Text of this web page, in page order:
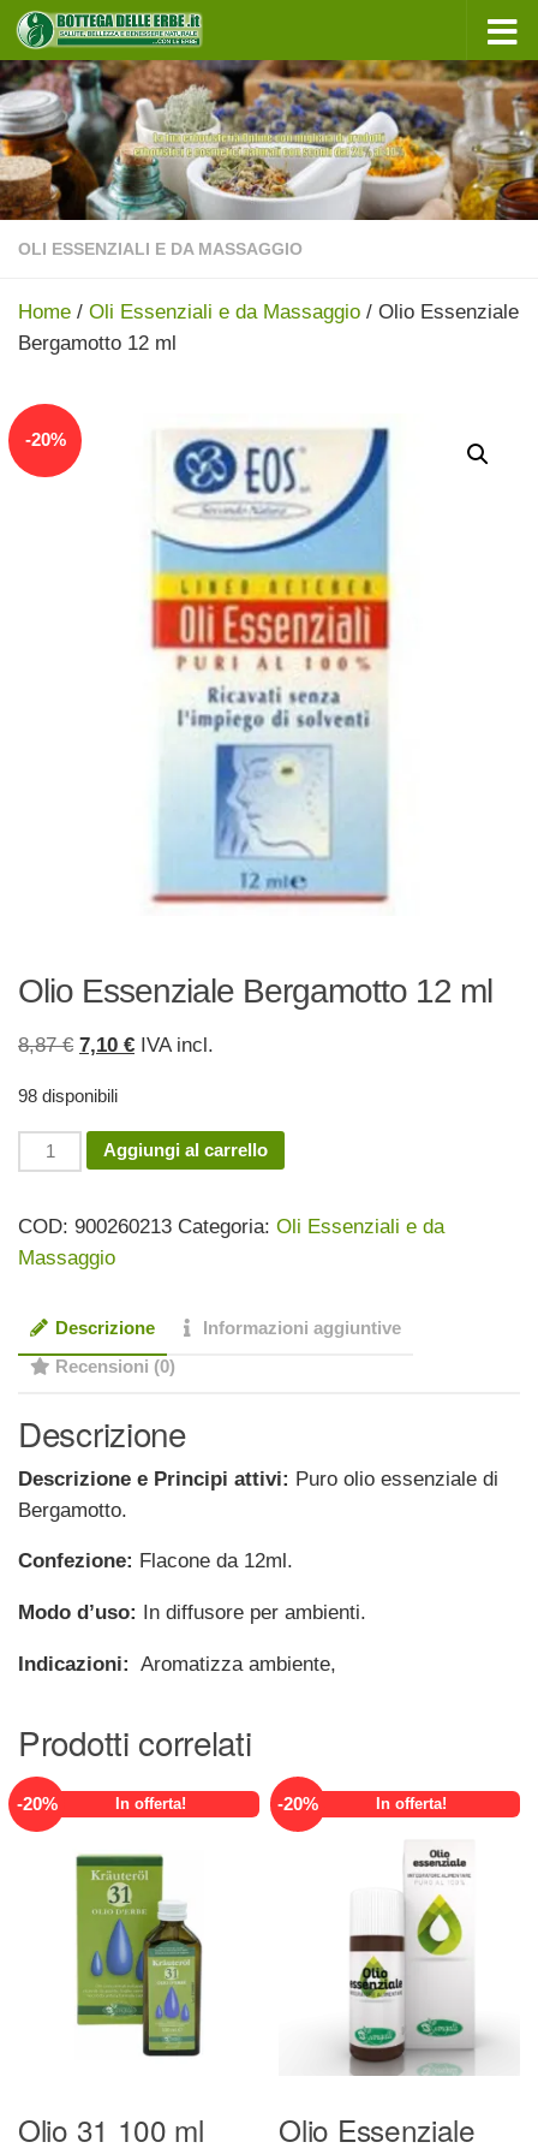
Sotto il contenuto
OLI ESSENZIALI E DA MASSAGGIO
Home / Oli Essenziali e da Massaggio / Olio Essenziale
Bergamotto 12 ml
-20%
Olio Essenziale Bergamotto 12 ml
8,87€ Il
originale
era:
8,87 €.
7,10 €Il
è:
7,10 €.
IVA incl.
98 disponibili
Olio
Essenziale
12
ml
Aggiungi al carrello
COD: 900260213 Categoria: Oli Essenziali e da
Massaggio
Descrizione
Informazioni aggiuntive
Recensioni (0)
Descrizione
Descrizione e Principi attivi: Puro olio essenziale di
Bergamotto.
Confezione: Flacone da 12ml.
Modo d’uso: In diffusore per ambienti.
Indicazioni: Aromatizza ambiente,
Prodotti correlati
-20% In offerta!
Olio 31 100 ml
-20% In offerta!
Olio Essenziale